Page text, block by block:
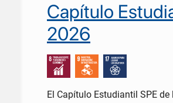
Capítulo
2026
El Capítulo Estudiantil SPE